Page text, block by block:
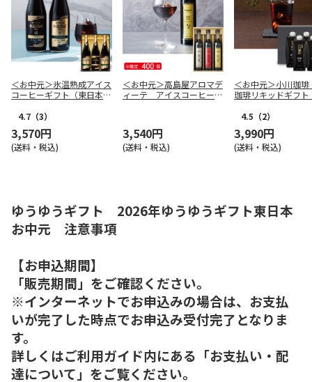
＜お中元＞氷温熟成アイス
コーヒーギフト（東日本
4.7 （3）
3,570円
(送料・税込)
＜お中元＞高島屋アロマデ
ィーテ アイスコーヒーギ
3,540円
(送料・税込)
＜お中元＞小川珈
珈琲リキッドギフト
4.5 （2）
3,990円
(送料・税込)
ゆうゆうギフト 2026年ゆうゆうギフト東日本
お中元 注意事項
【お申込期間】
「販売期間」をご確認ください。
※インターネットでお申込みの場合は、お支払
いが完了した時点でお申込み受付完了となりま
す。
詳しくはご利用ガイド内にある「お支払い・配
達について」をご覧ください。